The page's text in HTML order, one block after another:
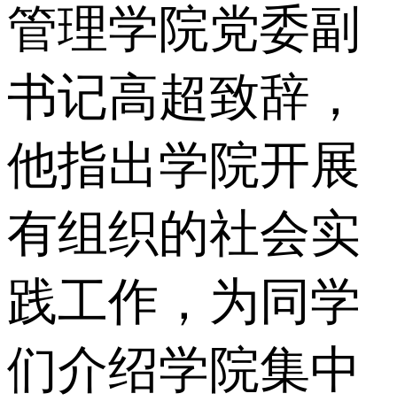
管理学院党委副
书记高超致辞，
他指出学院开展
有组织的社会实
践工作，为同学
们介绍学院集中